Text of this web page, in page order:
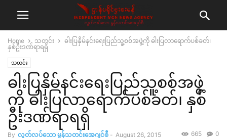
Home သတင်း
ဓါးပြနှိမ်နင်းရေးပြည်သူ့စစ်အဖွဲ့ကို ဓါးပြလာရောက်ပစ်ခတ်၊
နှစ်ဦးဒဏ်ရာရရှိ
သတင်း
ဓါးပြနှိမ်နင်းရေးပြည်သူ့စစ်အဖွဲ့
ကို ဓါးပြလာရောက်ပစ်ခတ်၊ နှစ်
ဦးဒဏ်ရာရရှိ
By လွတ်လပ်သော မွန်သတင်းအေဂျင်စီ - August 26, 2015 0
665